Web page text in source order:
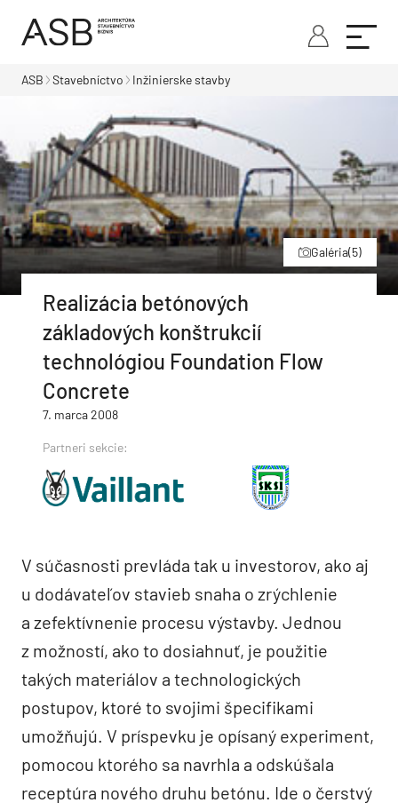
ASB Stavebníctvo Inžinierske stavby
Galéria(5)
Realizácia betónových
základových konštrukcií
technológiou Foundation Flow
Concrete
7. marca 2008
Partneri sekcie:
V súčasnosti prevláda tak u investorov, ako aj
u dodávateľov stavieb snaha o zrýchlenie
a zefektívnenie procesu výstavby. Jednou
z možností, ako to dosiahnuť, je použitie
takých materiálov a technologických
postupov, ktoré to svojimi špecifikami
umožňujú. V príspevku je opísaný experiment,
pomocou ktorého sa navrhla a odskúšala
receptúra nového druhu betónu. Ide o čerstvý